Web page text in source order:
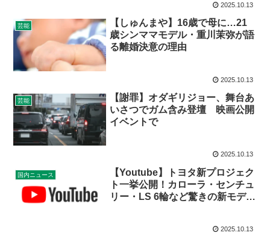
2025.10.13
芸能
【しゅんまや】16歳で母に…21
歳シンママモデル・重川茉弥が語
る離婚決意の理由
2025.10.13
芸能
【謝罪】オダギリジョー、舞台あ
いさつでガム含み登壇 映画公開
イベントで
2025.10.13
国内ニュース
【Youtube】トヨタ新プロジェク
ト一挙公開！カローラ・センチュ
リー・LS 6輪など驚きの新モデル
2025.10.13